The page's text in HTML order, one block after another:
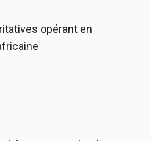
opérant en